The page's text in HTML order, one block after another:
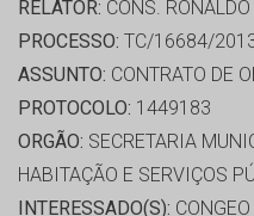
RELATOR: CONS.
PROCESSO: TC/16684/
ASSUNTO: CONTRATO DE
PROTOCOLO: 1449183
ORGÃO: SECRETARIA
HABITAÇÃO E SERVIÇOS
INTERESSADO(S):